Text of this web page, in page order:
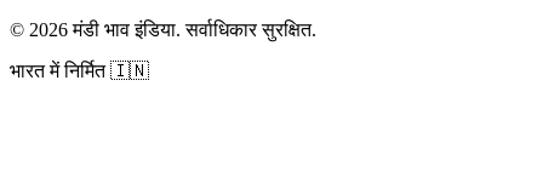
© 2026 मंडी भाव इंडिया.सर्वाधिकार सुरक्षित.
भारत में निर्मित🇮🇳